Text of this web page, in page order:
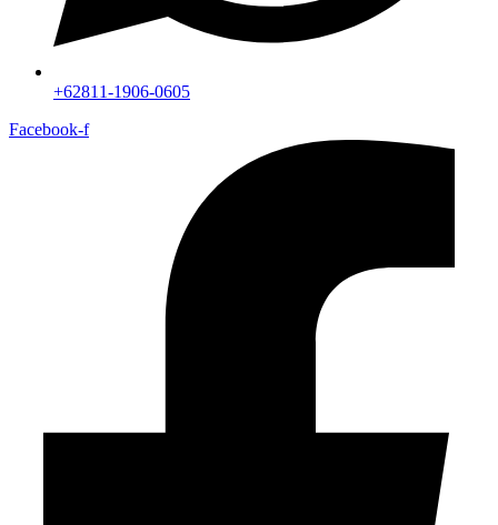
+62811-1906-0605
Facebook-f